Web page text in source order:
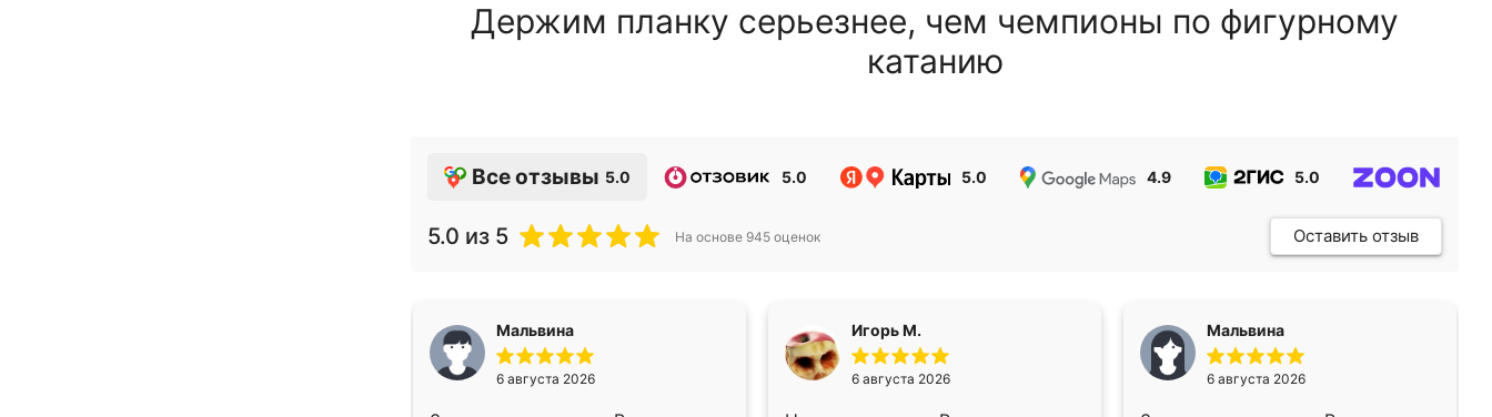
Держим планку серьезнее, чем чемпионы по фигурному
катанию
Все отзывы 5.0 5.0 5.0 4.9 5.0
5.0 из 5 На основе 945 оценок Оставить отзыв
Мальвина
6 августа 2026
Игорь М.
6 августа 2026
Мальвина
6 августа 2026